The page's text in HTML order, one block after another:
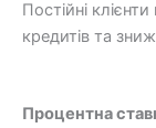
Постійні
кредитів та
Процентна